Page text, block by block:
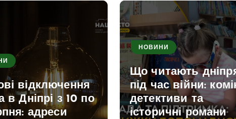
відключення
в Дніпрі з 10 по
адреси
НОВИНИ
Що читають
під час війни:
детективи та
історичні романи